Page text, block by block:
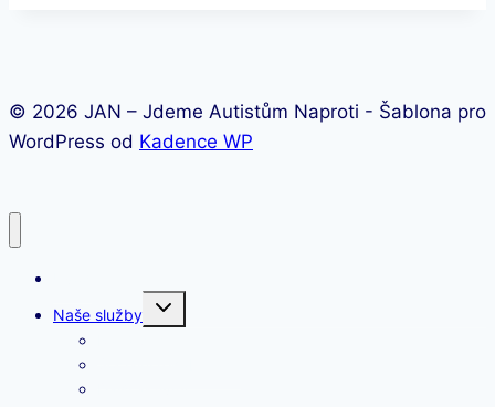
© 2026 JAN – Jdeme Autistům Naproti - Šablona pro
WordPress od Kadence WP
Naše služby
Toggle